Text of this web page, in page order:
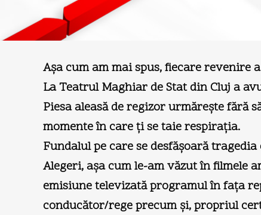
Aşa cum am mai spus, fiecare revenire
La Teatrul Maghiar de Stat din Cluj a
Piesa aleasă de regizor urmăreşte fără
momente în care ţi se taie respiraţia.
Fundalul pe care se desfăşoară
Alegeri, aşa cum le-am văzut în filmele
emisiune televizată programul în faţa
conducător/rege precum şi, propriul